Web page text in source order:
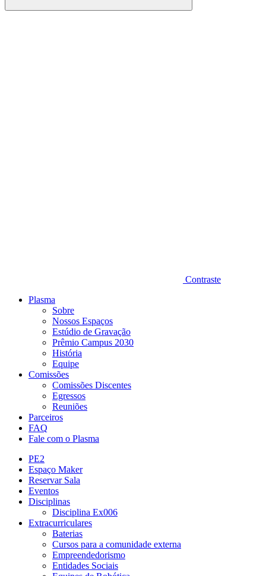
Buscar
Contraste
Plasma
Sobre
Nossos Espaços
Estúdio de Gravação
Prêmio Campus 2030
História
Equipe
Comissões
Comissões Discentes
Egressos
Reuniões
Parceiros
FAQ
Fale com o Plasma
PE2
Espaço Maker
Reservar Sala
Eventos
Disciplinas
Disciplina Ex006
Extracurriculares
Baterias
Cursos para a comunidade externa
Empreendedorismo
Entidades Sociais